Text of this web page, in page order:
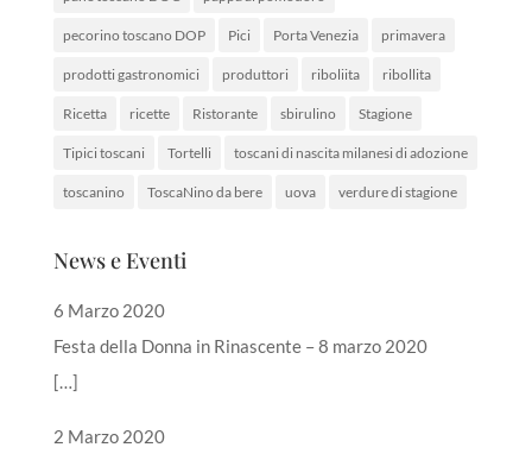
pecorino toscano DOP Pici Porta Venezia primavera
prodotti gastronomici produttori riboliita ribollita
Ricetta ricette Ristorante sbirulino Stagione
Tipici toscani Tortelli toscani di nascita milanesi di adozione
toscanino ToscaNino da bere uova verdure di stagione
News e Eventi
6 Marzo 2020
Festa della Donna in Rinascente – 8 marzo 2020
[…]
2 Marzo 2020